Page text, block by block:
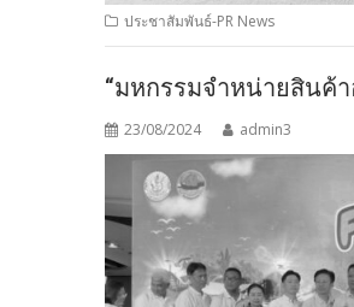
ประชาสัมพันธ์-PR News
“มหกรรมจำหน่ายสินค้
23/08/2024 admin3